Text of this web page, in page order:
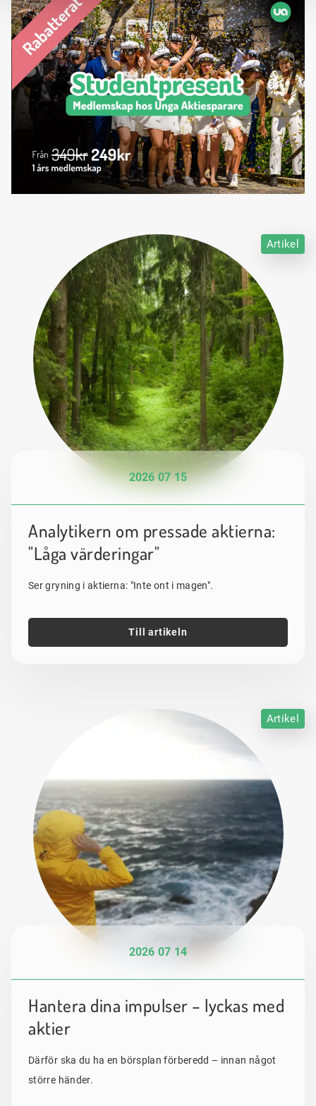
Artikel
2026 07 15
Analytikern om pressade aktierna:
"Låga värderingar"
Ser gryning i aktierna: "Inte ont i magen".
Till artikeln
Artikel
2026 07 14
Hantera dina impulser – lyckas med
aktier
Därför ska du ha en börsplan förberedd – innan något
större händer.